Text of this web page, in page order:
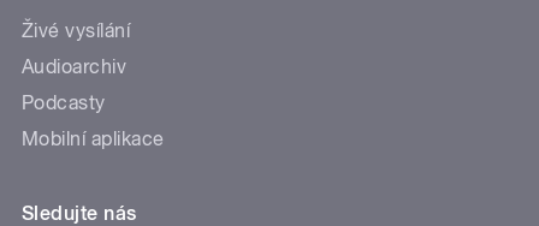
Živé vysílání
Audioarchiv
Podcasty
Mobilní aplikace
Sledujte nás